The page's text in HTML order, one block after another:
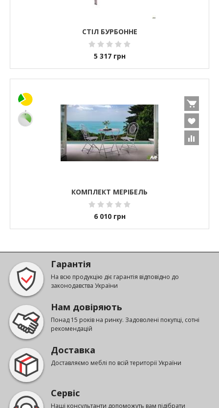
СТІЛ БУРБОННЕ
5 317 грн
КОМПЛЕКТ МЕРІБЕЛЬ
6 010 грн
Гарантія
На всю продукцію діє гарантія відповідно до
законодавства України
Нам довіряють
Понад 15 років на ринку. Задоволені покупці, сотні
рекомендацій
Доставка
Доставляємо меблі по всій території України
Сервіс
Наші консультанти допоможуть вам підібрати